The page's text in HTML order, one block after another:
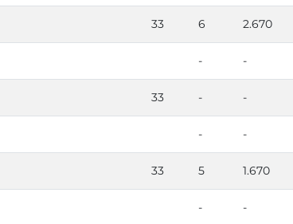
33 6 2.670
- -
33 - -
- -
33 5 1.670
- -